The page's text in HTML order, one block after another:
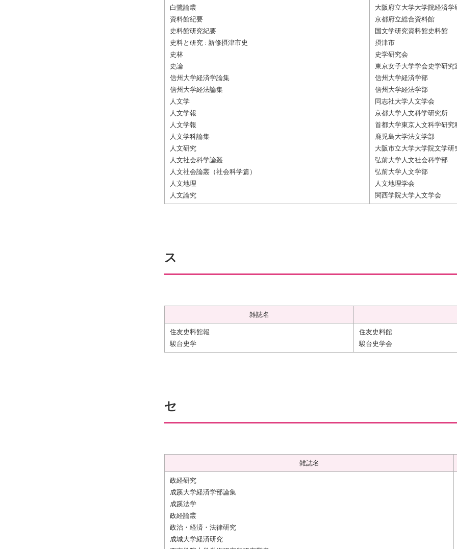
白鷺論叢
資料館紀要
史料館研究紀要
史料と研究 : 新修摂津市史
史林
史論
信州大学経済学論集
信州大学経法論集
人文学
人文学報
人文学報
人文学科論集
人文研究
人文社会科学論叢
人文社会論叢（社会科学篇）
人文地理
人文論究
大阪府立大学大学院経済学
京都府立総合資料館
国文学研究資料館史料館
摂津市
史学研究会
東京女子大学学会史学研究
信州大学経済学部
信州大学経法学部
同志社大学人文学会
京都大学人文科学研究所
首都大学東京人文科学研究
鹿児島大学法文学部
大阪市立大学大学院文学研
弘前大学人文社会科学部
弘前大学人文学部
人文地理学会
関西学院大学人文学会
ス
雑誌名
住友史料館報
駿台史学
住友史料館
駿台史学会
セ
雑誌名
政経研究
成蹊大学経済学部論集
成蹊法学
政経論叢
政治・経済・法律研究
成城大学経済研究